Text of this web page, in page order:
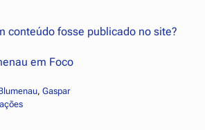
conteúdo fosse publicado no site?
em Foco
, Gaspar